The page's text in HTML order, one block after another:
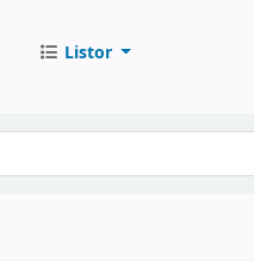
Listor